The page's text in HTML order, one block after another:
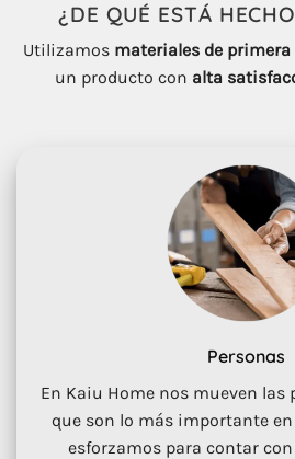
¿DE QUÉ ESTÁ HECHO
Utilizamos materiales de primera
un producto con alta
Personas
En Kaiu Home nos mueven las
que son lo más importante
esforzamos para contar